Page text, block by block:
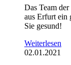
Das Team
aus Erfurt ein
Sie gesund!
Weiterlesen
02.01.2021